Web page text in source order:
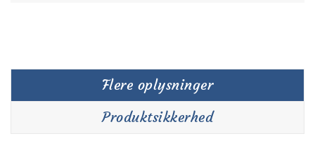
Flere oplysninger
Produktsikkerhed